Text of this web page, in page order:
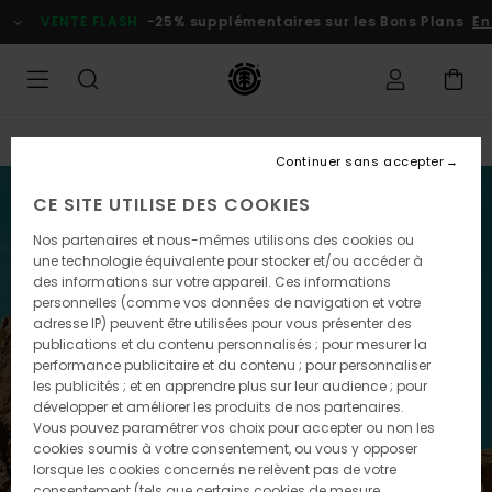
VENTE FLASH -25% supplémentaires sur les Bons Plans
SINGLES
DAY
CE SITE UTILISE DES COOKIES
Nos partenaires et nous-mêmes utilisons des cookies ou
une technologie équivalente pour stocker et/ou accéder à
des informations sur votre appareil. Ces informations
personnelles (comme vos données de navigation et votre
adresse IP) peuvent être utilisées pour vous présenter des
publications et du contenu personnalisés ; pour mesurer la
performance publicitaire et du contenu ; pour personnaliser
les publicités ; et en apprendre plus sur leur audience ; pour
développer et améliorer les produits de nos partenaires.
Vous pouvez paramétrer vos choix pour accepter ou non les
cookies soumis à votre consentement, ou vous y opposer
lorsque les cookies concernés ne relèvent pas de votre
Continuer sans accepter